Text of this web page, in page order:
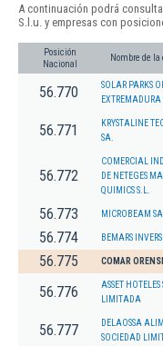
A continuación podrá
S.l.u. y empresas con
Posición
Nacional
Nombre de la
56.770
SOLAR PARKS
EXTREMADURA
56.771
KRYSTALINE
SA.
56.772
COMERCIAL
DE NETEGES
QUIMICS S.L.
56.773 MICROBEAM SA
56.774 BEMARS
56.775 COMAR
56.776
ASSET
LIMITADA
56.777
DELAOSSA
SOCIEDAD